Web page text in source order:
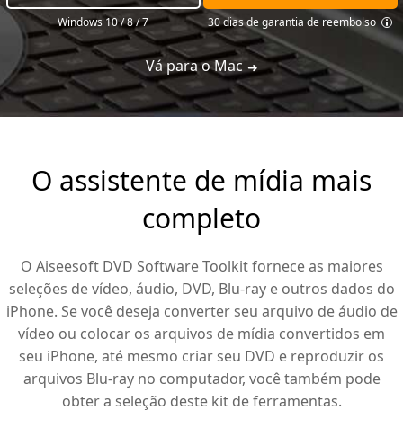
Windows 10 / 8 / 7 30 dias de garantia de reembolso
Vá para o Mac
O assistente de mídia mais
completo
O Aiseesoft DVD Software Toolkit fornece as maiores
seleções de vídeo, áudio, DVD, Blu-ray e outros dados do
iPhone. Se você deseja converter seu arquivo de áudio de
vídeo ou colocar os arquivos de mídia convertidos em
seu iPhone, até mesmo criar seu DVD e reproduzir os
arquivos Blu-ray no computador, você também pode
obter a seleção deste kit de ferramentas.